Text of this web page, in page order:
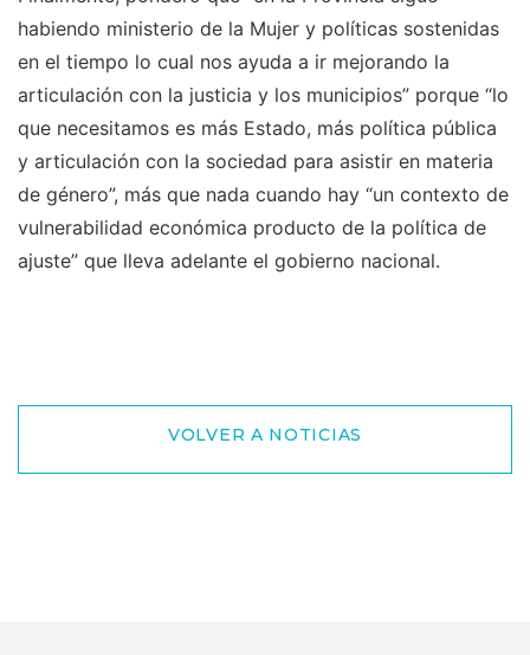
habiendo ministerio de la Mujer y políticas sostenidas
en el tiempo lo cual nos ayuda a ir mejorando la
articulación con la justicia y los municipios” porque “lo
que necesitamos es más Estado, más política pública
y articulación con la sociedad para asistir en materia
de género”, más que nada cuando hay “un contexto de
vulnerabilidad económica producto de la política de
ajuste” que lleva adelante el gobierno nacional.
VOLVER A NOTICIAS